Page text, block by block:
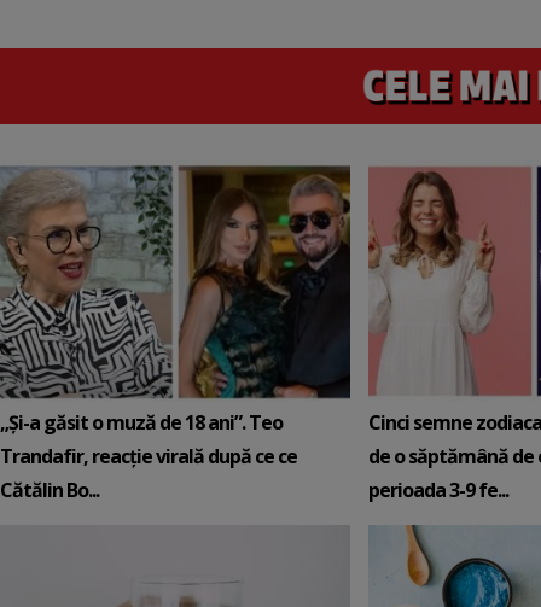
„Și-a găsit o muză de 18 ani”. Teo
Trandafir, reacție virală după ce ce
Cătălin Bo...
Cinci semne
de o săptămână de
perioada 3-9 fe...